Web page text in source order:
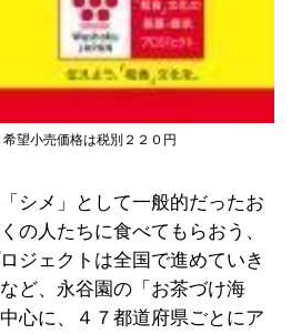
望小売価格は税別２２０円
シメ」として一般的だったお
の人たちに食べてもらおう、
ジェクトは全国で進めていき
ど、永谷園の「お茶づけ海
心に、４７都道府県ごとにア